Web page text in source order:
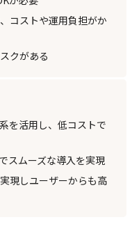
コストや運用負担がか
クがある
を活用し、低コストで
スムーズな導入を実現
現しユーザーからも高